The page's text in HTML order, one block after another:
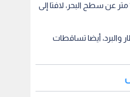
الأماكن، أيضا يصبح الهطول الثلجي أكثر انتظاما لكن على المرتفعات التي تزيد عن 1200 متر عن سطح البحر، لافتا إلى
والبرد، أيضا تساقطات